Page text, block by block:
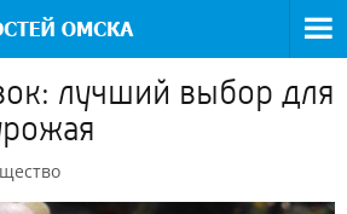
лучший выбор для